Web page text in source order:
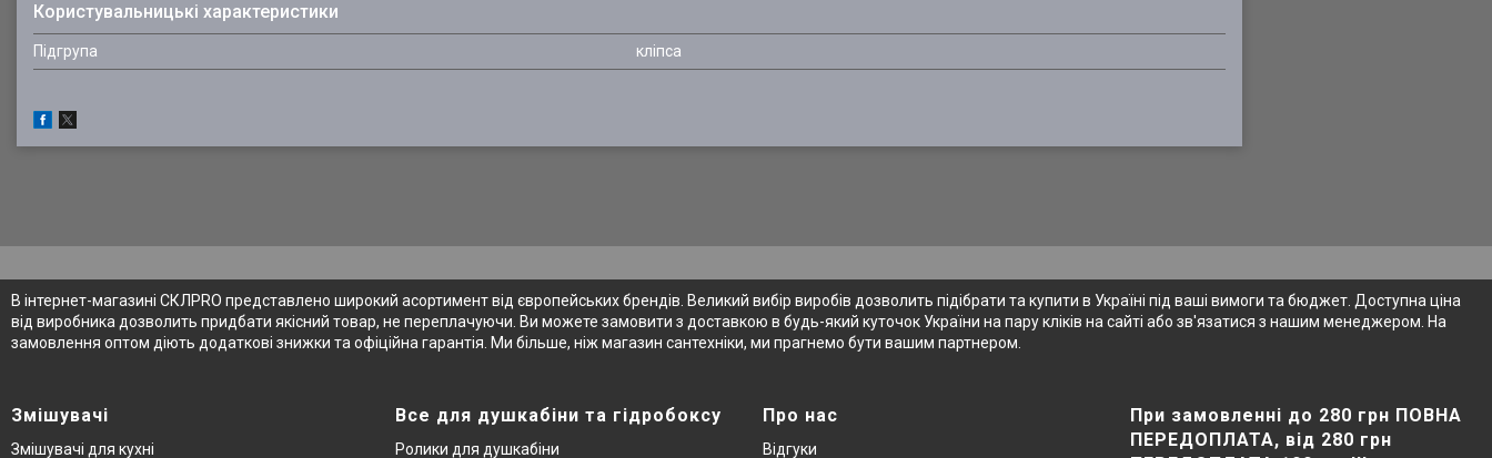
Користувальницькі характеристики
Підгрупа кліпса
В інтернет-магазині СКЛPRO представлено широкий асортимент від європейських брендів. Великий вибір виробів дозволить підібрати та купити в Україні під ваші вимоги та бюджет. Доступна ціна
від виробника дозволить придбати якісний товар, не переплачуючи. Ви можете замовити з доставкою в будь-який куточок України на пару кліків на сайті або зв'язатися з нашим менеджером. На
замовлення оптом діють додаткові знижки та офіційна гарантія. Ми більше, ніж магазин сантехніки, ми прагнемо бути вашим партнером.
Змішувачі
Змішувачі для кухні
Все для душкабіни та гідробоксу
Ролики для душкабіни
Про нас
Відгуки
При замовленні до 280 грн ПОВНА
ПЕРЕДОПЛАТА, від 280 грн